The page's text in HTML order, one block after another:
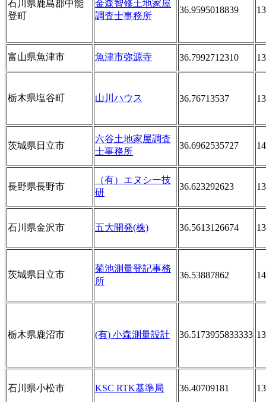
石川県鹿島郡中能
登町
金森智修土地家屋
調査士事務所
36.9595018839
富山県魚津市 魚津市弥源寺 36.7992712310
栃木県塩谷町 山川ハウス 36.76713537
茨城県日立市
六谷土地家屋調査
士事務所
36.6962535727
長野県長野市
（有）エヌシー技
研
36.623292623
石川県金沢市 五大開発(株) 36.5613126674
茨城県日立市
菊池測量登記事務
所
36.53887862
栃木県鹿沼市 (有) 小森測量設計 36.5173955833333
石川県小松市 KSC RTK基準局 36.40709181